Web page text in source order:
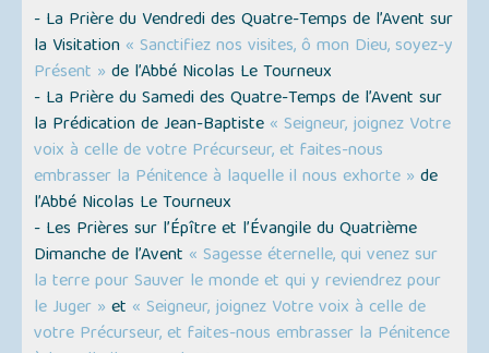
- La Prière du Vendredi des Quatre-Temps de l’Avent sur
la Visitation « Sanctifiez nos visites, ô mon Dieu, soyez-y
Présent » de l’Abbé Nicolas Le Tourneux
- La Prière du Samedi des Quatre-Temps de l’Avent sur
la Prédication de Jean-Baptiste « Seigneur, joignez Votre
voix à celle de votre Précurseur, et faites-nous
embrasser la Pénitence à laquelle il nous exhorte » de
l’Abbé Nicolas Le Tourneux
- Les Prières sur l’Épître et l’Évangile du Quatrième
Dimanche de l’Avent « Sagesse éternelle, qui venez sur
la terre pour Sauver le monde et qui y reviendrez pour
le Juger » et « Seigneur, joignez Votre voix à celle de
votre Précurseur, et faites-nous embrasser la Pénitence